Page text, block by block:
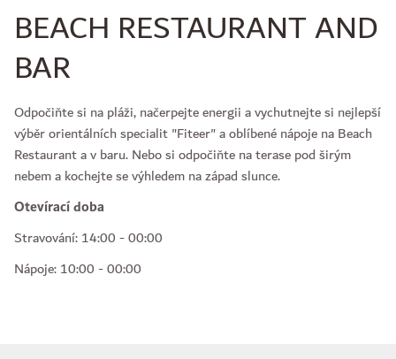
BEACH RESTAURANT AND
BAR
Odpočiňte si na pláži, načerpejte energii a vychutnejte si nejlepší
výběr orientálních specialit "Fiteer" a oblíbené nápoje na Beach
Restaurant a v baru. Nebo si odpočiňte na terase pod širým
nebem a kochejte se výhledem na západ slunce.
Otevírací doba
Stravování: 14:00 - 00:00
Nápoje: 10:00 - 00:00